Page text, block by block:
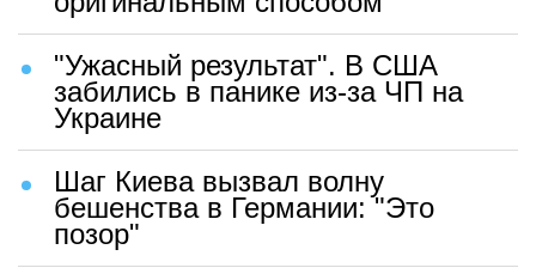
"Ужасный результат". В США
забились в панике из-за ЧП на
Украине
Шаг Киева вызвал волну
бешенства в Германии: "Это
позор"